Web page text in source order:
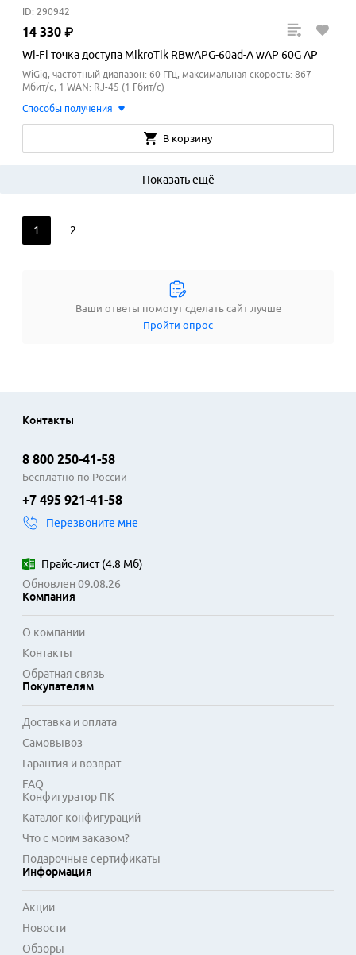
ID: 290942
14 330 ₽
Wi-Fi точка доступа MikroTik RBwAPG-60ad-A wAP 60G AP
WiGig, частотный диапазон: 60 ГГц, максимальная скорость: 867
Мбит/с, 1 WAN: RJ-45 (1 Гбит/с)
Способы получения
В корзину
1 2
Показать ещё
Ваши ответы помогут сделать сайт лучше
Пройти опрос
Контакты
8 800 250-41-58
Бесплатно по России
+7 495 921-41-58
Перезвоните мне
Прайс-лист(4.8 Мб)
Обновлен 09.08.26
Компания
О компании
Контакты
Обратная связь
Покупателям
Доставка и оплата
Самовывоз
Гарантия и возврат
FAQ
Конфигуратор ПК
Каталог конфигураций
Что с моим заказом?
Подарочные сертификаты
Информация
Акции
Новости
Обзоры